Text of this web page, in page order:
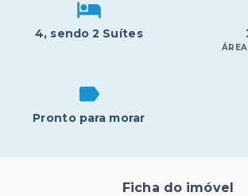
4, sendo 2 Suítes
Pronto para morar
Ficha do imóvel